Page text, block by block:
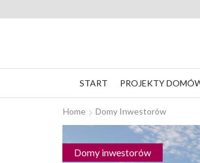
START PROJEKTY
Home Domy Inwestorów
Domy inwestorów